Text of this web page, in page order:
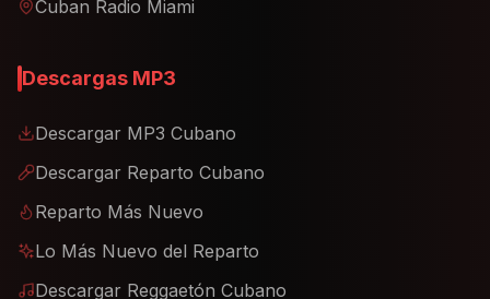
Cuban Radio Miami
Descargas MP3
Descargar MP3 Cubano
Descargar Reparto Cubano
Reparto Más Nuevo
Lo Más Nuevo del Reparto
Descargar Reggaetón Cubano